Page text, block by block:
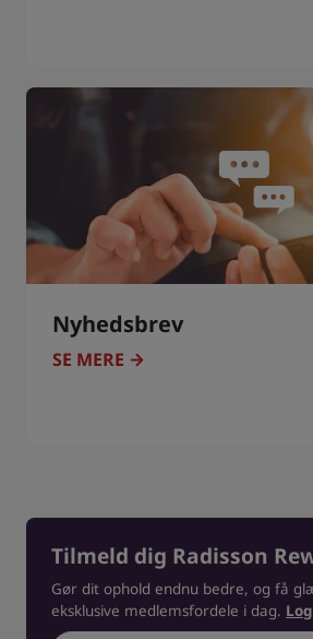
Nyhedsbrev
SE MERE
Tilmeld dig Radisson
Gør dit ophold endnu bedre, og få
eksklusive medlemsfordele i dag.